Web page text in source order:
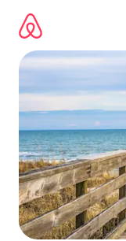
juurde